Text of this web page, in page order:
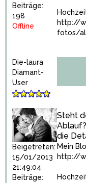
Beiträge:
198
Offline
http://
fotos/
Die-laura
Diamant-
User
Beigetreten:
15/01/2013
21:49:04
Beiträge:
Steht
die
Mein
http://